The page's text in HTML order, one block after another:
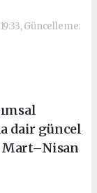
Güncelleme:
dair güncel